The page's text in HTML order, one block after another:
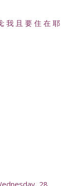
我 且 要 住 在 耶